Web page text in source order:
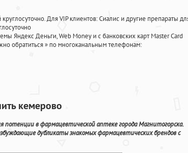
Для VIP клиентов: Сиалис и другие препараты
Яндекс Деньги, Web Money и с банковских карт Master Card
обратиться» по многоканальным телефонам:
кемерово
в фармацевтической аптеке города Магнитогорска.
дубликаты знакомых фармацевтических брендов с